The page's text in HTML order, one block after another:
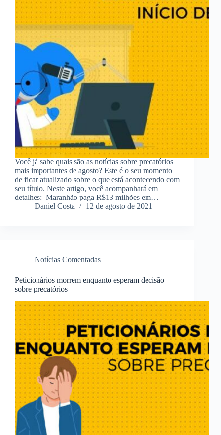
Você já sabe quais são as notícias sobre precatórios
mais importantes de agosto? Este é o seu momento
de ficar atualizado sobre o que está acontecendo com
seu título. Neste artigo, você acompanhará em
detalhes: Maranhão paga R$13 milhões em…
Daniel Costa
12 de agosto de 2021
Notícias Comentadas
Peticionários morrem enquanto esperam decisão
sobre precatórios